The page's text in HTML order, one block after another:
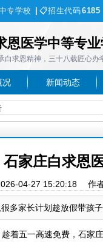
专学校 📋招生代码6185
恩医学中等专
白求恩精神，三十八载匠心办
况 新闻动态
石家庄白求恩
04-27 15:20:18 作
多家长计划趁放假带孩
着五一高速免费，石家